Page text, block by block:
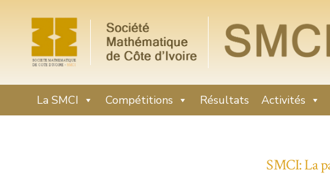
La SMCI Compétitions Résultats Activités
SMCI: La